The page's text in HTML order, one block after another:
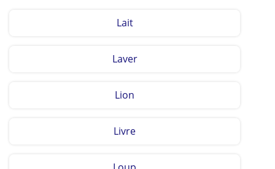
Lait
Laver
Lion
Livre